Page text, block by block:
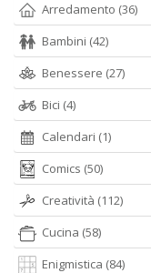
Arredamento (36)
Bambini (42)
Benessere (27)
Bici (4)
Calendari (1)
Comics (50)
Creatività (112)
Cucina (58)
Enigmistica (84)